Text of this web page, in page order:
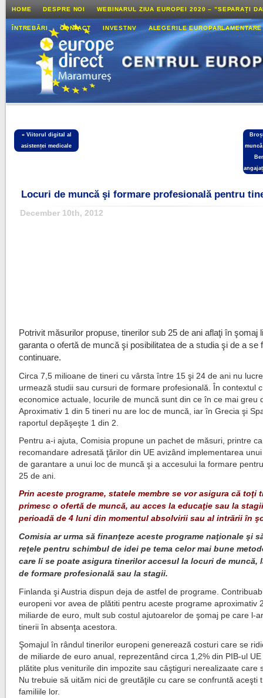
HOME DESPRE NOI WEBINARUL ZIUA EUROPEI 2020 – ”SEPARAȚI
ÎNTREBĂRI CONTACT INVESTNV ALEGERILE
« Viitorul digital al
asistenței medicale
Locuri de muncă şi formare profesională pentru
December 10th, 2012
Potrivit măsurilor propuse, tinerilor sub 25 de ani aflaţi în şomaj
garanta o ofertă de muncă şi posibilitatea de a studia şi de a se
continuare.
Circa 7,5 milioane de tineri cu vârsta între 15 şi 24 de ani nu
urmează studii sau cursuri de formare profesională. În contextul
economice actuale, locurile de muncă sunt din ce în ce mai greu
Aproximativ 1 din 5 tineri nu are loc de muncă, iar în Grecia şi
raportul depăşeşte 1 din 2.
Pentru a-i ajuta, Comisia propune un pachet de măsuri, printre
recomandare adresată ţărilor din UE avizând implementarea
de garantare a unui loc de muncă şi a accesului la formare
25 de ani.
Prin aceste programe, statele membre se vor asigura că toţi
primesc o ofertă de muncă, au acces la educaţie sau la
perioadă de 4 luni din momentul absolvirii sau al intrării în
Comisia ar urma să finanţeze aceste programe naţionale şi
reţele pentru schimbul de idei pe tema celor mai bune
care li se poate asigura tinerilor accesul la locuri de muncă,
de formare profesională sau la stagii.
Finlanda şi Austria dispun deja de astfel de programe.
europeni vor avea de plătiti pentru aceste programe aproximativ
miliarde de euro, mult sub costul ajutoarelor de şomaj pe care l-
tinerii în absenţa acestora.
Şomajul în rândul tinerilor europeni generează costuri care se
de miliarde de euro anual, reprezentând circa 1,2% din PIB-ul
plătite plus veniturile din impozite sau câştiguri nerealizaate care
Nu trebuie să uităm nici de greutăţile cu care se confruntă aceşti
familiile lor.